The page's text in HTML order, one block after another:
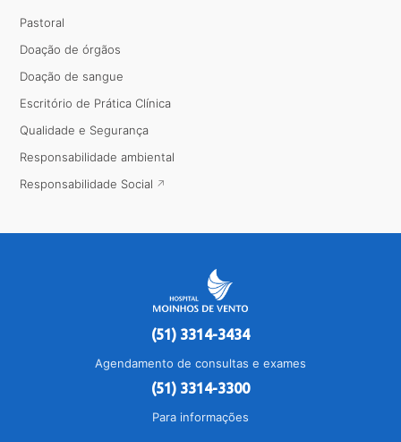
Pastoral
Doação de órgãos
Doação de sangue
Escritório de Prática Clínica
Qualidade e Segurança
Responsabilidade ambiental
Responsabilidade Social
(51) 3314-3434
Agendamento de consultas e exames
(51) 3314-3300
Para informações